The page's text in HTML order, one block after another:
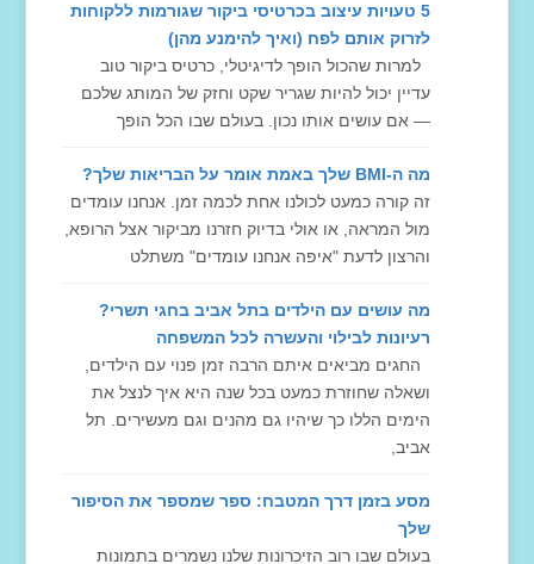
5 טעויות עיצוב בכרטיסי ביקור שגורמות ללקוחות
לזרוק אותם לפח (ואיך להימנע מהן)
למרות שהכול הופך לדיגיטלי, כרטיס ביקור טוב
עדיין יכול להיות שגריר שקט וחזק של המותג שלכם
— אם עושים אותו נכון. בעולם שבו הכל הופך
מה ה-BMI שלך באמת אומר על הבריאות שלך?
זה קורה כמעט לכולנו אחת לכמה זמן. אנחנו עומדים
מול המראה, או אולי בדיוק חזרנו מביקור אצל הרופא,
והרצון לדעת "איפה אנחנו עומדים" משתלט
מה עושים עם הילדים בתל אביב בחגי תשרי?
רעיונות לבילוי והעשרה לכל המשפחה
החגים מביאים איתם הרבה זמן פנוי עם הילדים,
ושאלה שחוזרת כמעט בכל שנה היא איך לנצל את
הימים הללו כך שיהיו גם מהנים וגם מעשירים. תל
אביב,
מסע בזמן דרך המטבח: ספר שמספר את הסיפור
שלך
בעולם שבו רוב הזיכרונות שלנו נשמרים בתמונות